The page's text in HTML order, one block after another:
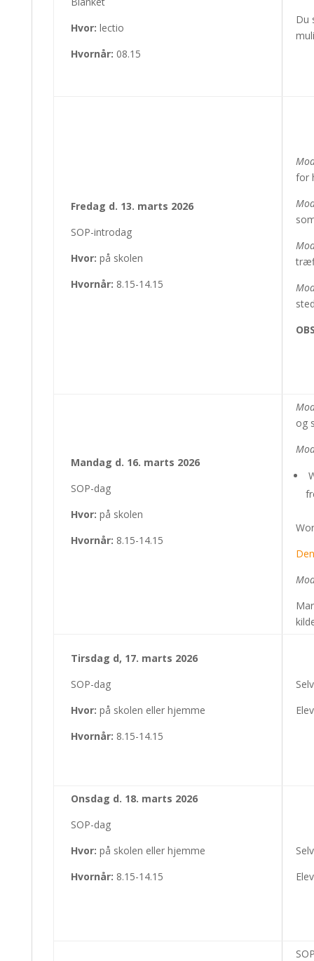
Hvor: lectio
Hvornår: 08.15
Du
Fredag d. 13. marts 2026
SOP-introdag
Hvor: på skolen
Hvornår: 8.15-14.15
for
Mandag d. 16. marts 2026
SOP-dag
Hvor: på skolen
Hvornår: 8.15-14.15
og
Tirsdag d, 17. marts 2026
SOP-dag
Hvor: på skolen eller hjemme
Hvornår: 8.15-14.15
Onsdag d. 18. marts 2026
SOP-dag
Hvor: på skolen eller hjemme
Hvornår: 8.15-14.15